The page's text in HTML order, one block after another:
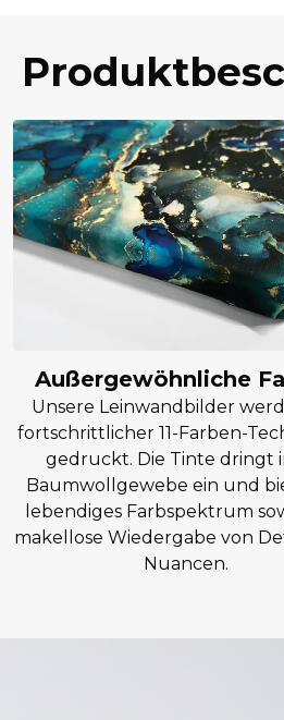
Außergewöhnliche
Unsere Leinwandbilder
fortschrittlicher 11-Farben-
gedruckt. Die Tinte dringt
Baumwollgewebe ein und
lebendiges Farbspektrum
makellose Wiedergabe von
Nuancen.